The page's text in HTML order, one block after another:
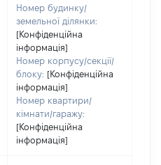
Номер будинку/
земельної ділянки:
[Конфіденційна
інформація]
Номер корпусу/секції/
блоку: [Конфіденційна
інформація]
Номер квартири/
кімнати/гаражу:
[Конфіденційна
інформація]